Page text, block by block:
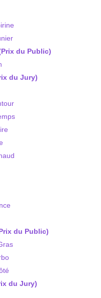
du Public)
du Jury)
du Public)
du Jury)